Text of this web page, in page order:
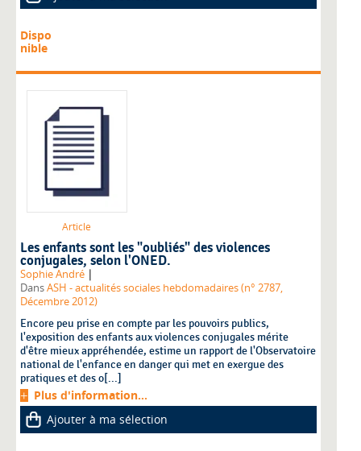
Dispo
nible
Article
Les enfants sont les "oubliés" des violences
conjugales, selon l'ONED.
Sophie André |
DansASH - actualités sociales hebdomadaires (n° 2787,
Décembre 2012)
Encore peu prise en compte par les pouvoirs publics,
l'exposition des enfants aux violences conjugales mérite
d'être mieux appréhendée, estime un rapport de l'Observatoire
national de l'enfance en danger qui met en exergue des
pratiques et des o[...]
Plus d'information...
Ajouter à ma sélection